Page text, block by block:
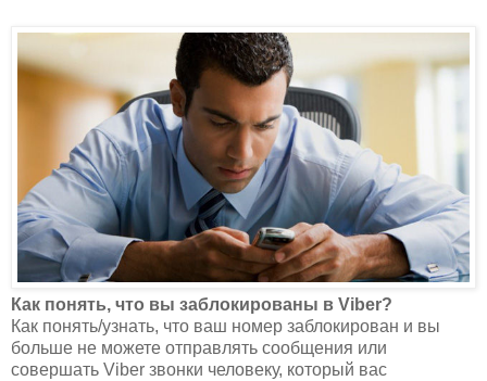
Как понять, что вы заблокированы в Viber?
Как понять/узнать, что ваш номер заблокирован и вы
больше не можете отправлять сообщения или
совершать Viber звонки человеку, который вас